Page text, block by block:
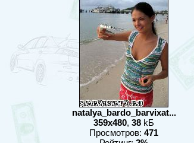
natalya_bardo_barvixat...
359x480, 38 kБ
Просмотров: 471